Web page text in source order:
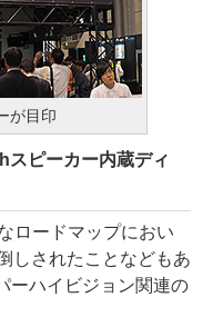
が目印
スピーカー内蔵ディ
ロードマップにおい
しされたことなどもあ
ーハイビジョン関連の